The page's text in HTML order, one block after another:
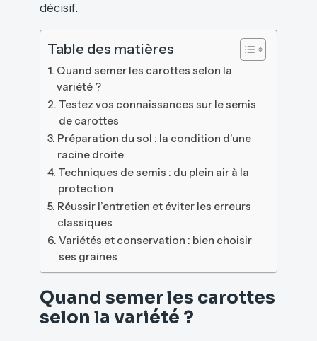
décisif.
Table des matières
Quand semer les carottes selon la
variété ?
Testez vos connaissances sur le semis
de carottes
Préparation du sol : la condition d’une
racine droite
Techniques de semis : du plein air à la
protection
Réussir l’entretien et éviter les erreurs
classiques
Variétés et conservation : bien choisir
ses graines
Quand semer les carottes
selon la variété ?